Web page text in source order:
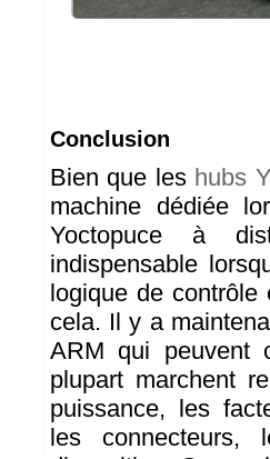
Conclusion
Bien que les hubs
machine dédiée
Yoctopuce à
indispensable
logique de
cela. Il y a
ARM qui peuvent
plupart marchent
puissance, les
les